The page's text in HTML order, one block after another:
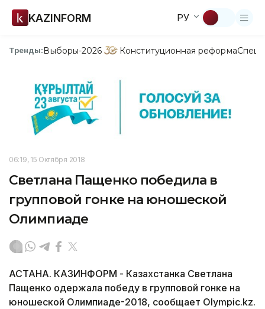
KAZINFORM РУ
Тренды:Выборы-2026 Конституционная реформа
06:19, 15 Октября 2018
Светлана Пащенко победила в
групповой гонке на юношеской
Олимпиаде
АСТАНА. КАЗИНФОРМ - Казахстанка Светлана
Пащенко одержала победу в групповой гонке на
юношеской Олимпиаде-2018, сообщает Olympic.kz.